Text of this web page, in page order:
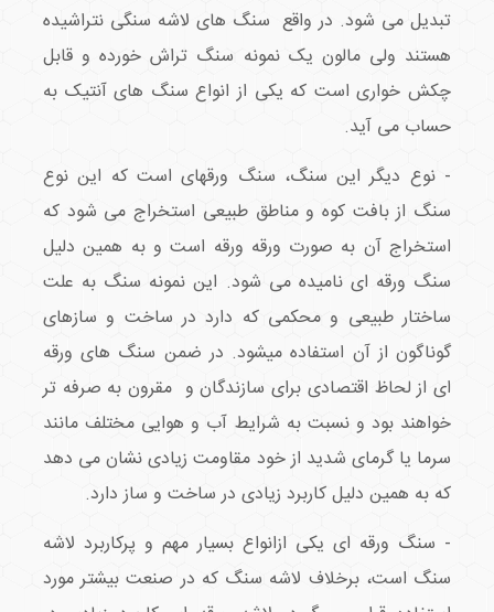
تبدیل می شود. در واقع سنگ های لاشه سنگی نتراشیده
هستند ولی مالون یک نمونه سنگ تراش خورده و قابل
چکش خواری است که یکی از انواع سنگ های آنتیک به
حساب می آید.
- نوع دیگر این سنگ، سنگ ورقهای است که این نوع
سنگ از بافت کوه و مناطق طبیعی استخراج می شود که
استخراج آن به صورت ورقه ورقه است و به همین دلیل
سنگ ورقه ای نامیده می شود. این نمونه سنگ به علت
ساختار طبیعی و محکمی که دارد در ساخت و سازهای
گوناگون از آن استفاده میشود. در ضمن سنگ های ورقه
ای از لحاظ اقتصادی برای سازندگان و مقرون به صرفه تر
خواهند بود و نسبت به شرایط آب و هوایی مختلف مانند
سرما یا گرمای شدید از خود مقاومت زیادی نشان می دهد
که به همین دلیل کاربرد زیادی در ساخت و ساز دارد.
- سنگ ورقه ای یکی ازانواع بسیار مهم و پرکاربرد لاشه
سنگ است، برخلاف لاشه سنگ که در صنعت بیشتر مورد